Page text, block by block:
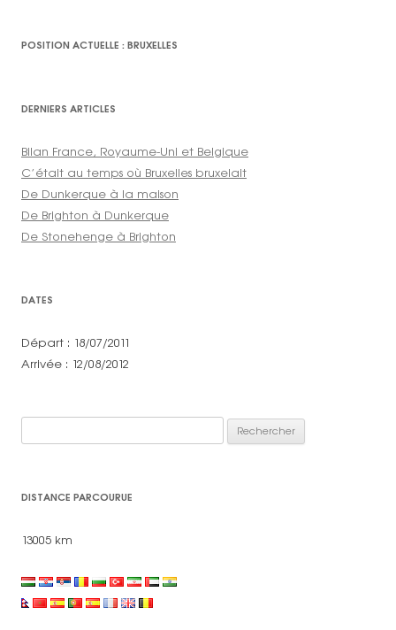
POSITION ACTUELLE : BRUXELLES
DERNIERS ARTICLES
Bilan France, Royaume-Uni et Belgique
C’était au temps où Bruxelles bruxelait
De Dunkerque à la maison
De Brighton à Dunkerque
De Stonehenge à Brighton
DATES
Départ : 18/07/2011
Arrivée : 12/08/2012
DISTANCE PARCOURUE
13005 km